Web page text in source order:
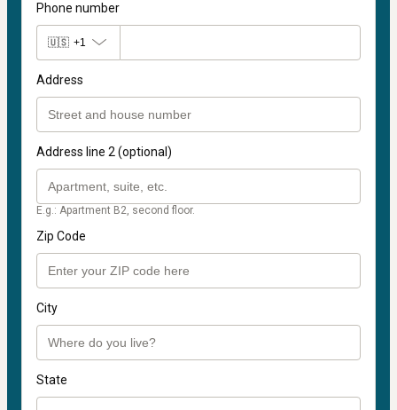
Phone number
🇺🇸 +1
Address
Address line 2 (optional)
E.g.: Apartment B2, second floor.
Zip Code
City
State